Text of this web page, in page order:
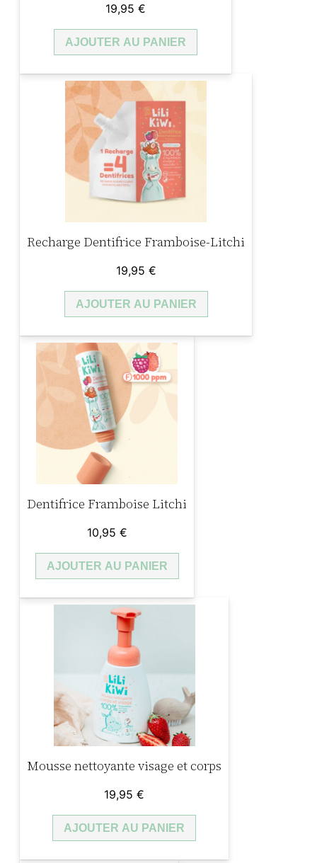
19,95 €
AJOUTER AU PANIER
Recharge Dentifrice Framboise-Litchi
19,95 €
AJOUTER AU PANIER
Dentifrice Framboise Litchi
10,95 €
AJOUTER AU PANIER
Mousse nettoyante visage et corps
19,95 €
AJOUTER AU PANIER